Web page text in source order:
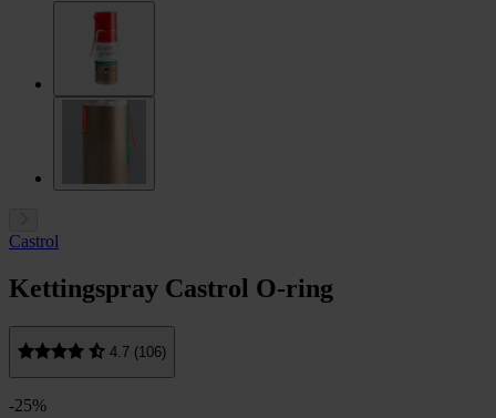
Castrol
Kettingspray Castrol O-ring
4.7 (106)
-25%